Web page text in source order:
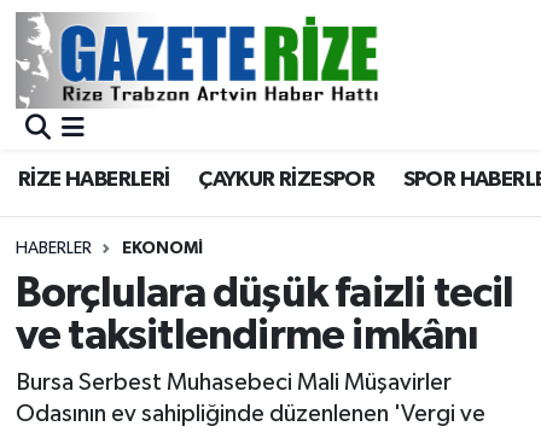
RİZE HABERLERİ ÇAYKUR RİZESPOR SPOR
HABERLER EKONOMİ
Borçlulara düşük faizli tecil
ve taksitlendirme imkânı
Bursa Serbest Muhasebeci Mali Müşavirler
Odasının ev sahipliğinde düzenlenen 'Vergi ve
BÖLGEMİZ
Asayiş
Rize Jandarma Komutanlığı
Bilim Teknoloji
Merkez Nöbetçi Eczaneler
Merkez Trafik Yoğunluk Haritası
Süper Lig Puan Durumu ve Fikstür
Tüm Manşetler